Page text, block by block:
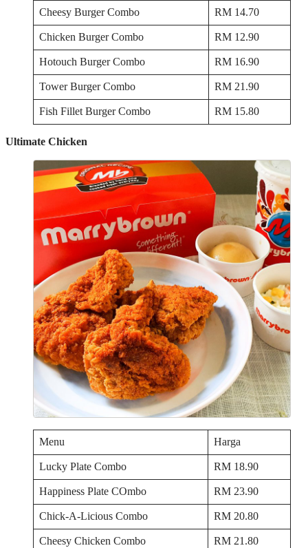
Cheesy Burger Combo
RM 14.70
Chicken Burger Combo
RM 12.90
Hotouch Burger Combo
RM 16.90
Tower Burger Combo
RM 21.90
Fish Fillet Burger Combo
RM 15.80
Ultimate Chicken
Menu
Harga
Lucky Plate Combo
RM 18.90
Happiness Plate COmbo
RM 23.90
Chick-A-Licious Combo
RM 20.80
Cheesy Chicken Combo
RM 21.80